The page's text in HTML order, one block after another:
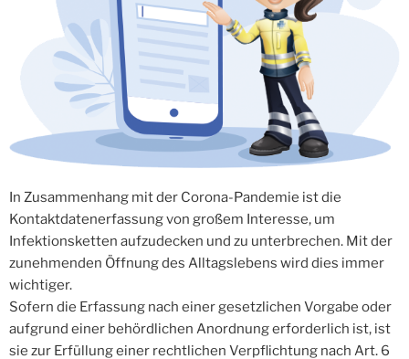
In Zusammenhang mit der Corona-Pandemie ist die
Kontaktdatenerfassung von großem Interesse, um
Infektionsketten aufzudecken und zu unterbrechen. Mit der
zunehmenden Öffnung des Alltagslebens wird dies immer
wichtiger.
Sofern die Erfassung nach einer gesetzlichen Vorgabe oder
aufgrund einer behördlichen Anordnung erforderlich ist, ist
sie zur Erfüllung einer rechtlichen Verpflichtung nach Art. 6